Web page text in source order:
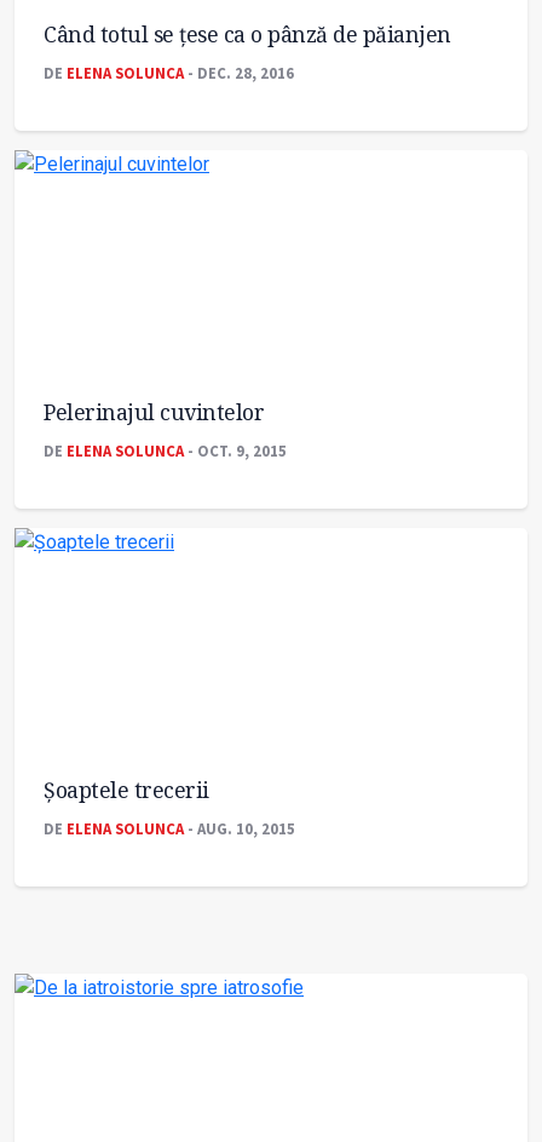
Când totul se țese ca o pânză de păianjen
DE ELENA SOLUNCA- DEC. 28, 2016
Pelerinajul cuvintelor
DE ELENA SOLUNCA- OCT. 9, 2015
Șoaptele trecerii
DE ELENA SOLUNCA- AUG. 10, 2015